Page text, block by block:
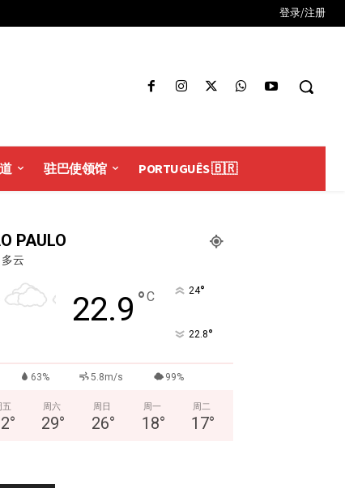
登录/注册
驻巴使领馆 PORTUGUÊS 🇧🇷
PAULO
云
22.9 °C 24°
22.8°
63% 5.8m/s 99%
五
°
周六
29°
周日
26°
周一
18°
周二
17°